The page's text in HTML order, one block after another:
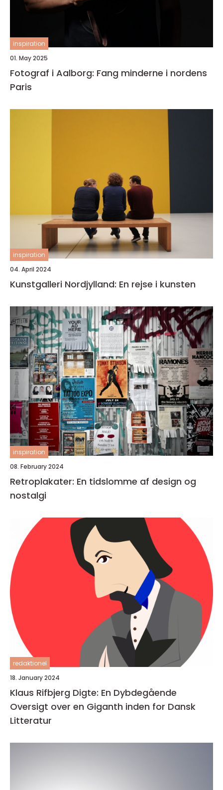
inspiration
01. May 2025
Fotograf i Aalborg: Fang minderne i nordens
Paris
inspiration
04. April 2024
Kunstgalleri Nordjylland: En rejse i kunsten
inspiration
08. February 2024
Retroplakater: En tidslomme af design og
nostalgi
redaktionel
18. January 2024
Klaus Rifbjerg Digte: En Dybdegående
Oversigt over en Giganth inden for Dansk
Litteratur